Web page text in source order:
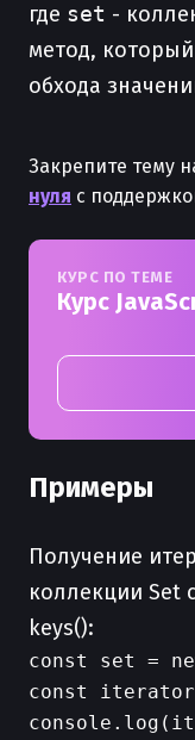
где set -
метод,
обхода
Закрепите тему
нуля с
КУРС ПО ТЕМЕ
Курс
Примеры
Получение
коллекции Set
keys():
const set =
const